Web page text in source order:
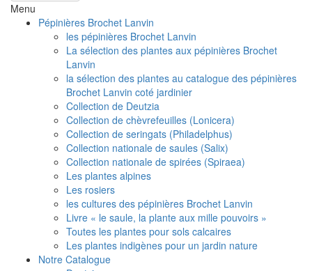
Menu
Pépinières Brochet Lanvin
les pépinières Brochet Lanvin
La sélection des plantes aux pépinières Brochet
Lanvin
la sélection des plantes au catalogue des pépinières
Brochet Lanvin coté jardinier
Collection de Deutzia
Collection de chèvrefeuilles (Lonicera)
Collection de seringats (Philadelphus)
Collection nationale de saules (Salix)
Collection nationale de spirées (Spiraea)
Les plantes alpines
Les rosiers
les cultures des pépinières Brochet Lanvin
Livre « le saule, la plante aux mille pouvoirs »
Toutes les plantes pour sols calcaires
Les plantes indigènes pour un jardin nature
Notre Catalogue